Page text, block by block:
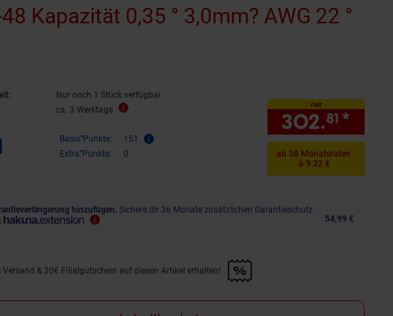
48 Kapazität 0,35 ° 3,0mm? AWG 22 °
Nur noch 1 Stück verfügbar
ca. 3 Werktage
Basis°Punkte:
151
Extra°Punkte:
0
nur
302.81 *
ab 38 Monatsraten
à 9.32 €
hinzufügen. Sichere dir 36 Monate zusätzlichen Garantieschutz
54,99 €
"Gratis Versand &amp; 30€ Filialgutschein auf diesen Artikel erhalten!" anwenden
Versand & 30€ Filialgutschein auf diesen Artikel erhalten!